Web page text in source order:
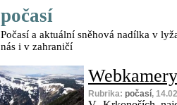
počasí
Počasí a aktuální sněhová nadílka v
nás i v zahraničí
Rubrika: počasí,